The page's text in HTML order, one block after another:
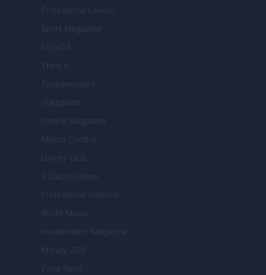
Professione Lavoro
Sport Magazine
Style24
Think.it
Tuobenessere
Viaggiamo
Nonne Magazine
Milano Cortina
Luxury Club
Il Calcio Online
Professione mamma
World Music
Investimenti Magazine
Money 365
Zona Nerd